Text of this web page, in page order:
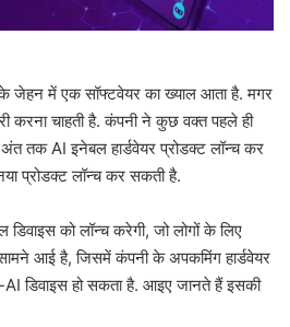
जेहन में एक सॉफ्टवेयर का ख्याल आता है. मगर
करना चाहती है. कंपनी ने कुछ वक्त पहले ही
तक AI इनेबल हार्डवेयर प्रोडक्ट लॉन्च कर
प्रोडक्ट लॉन्च कर सकती है.
को लॉन्च करेगी, जो लोगों के लिए
आई है, जिसमें कंपनी के अपकमिंग हार्डवेयर
डिवाइस हो सकता है. आइए जानते हैं इसकी